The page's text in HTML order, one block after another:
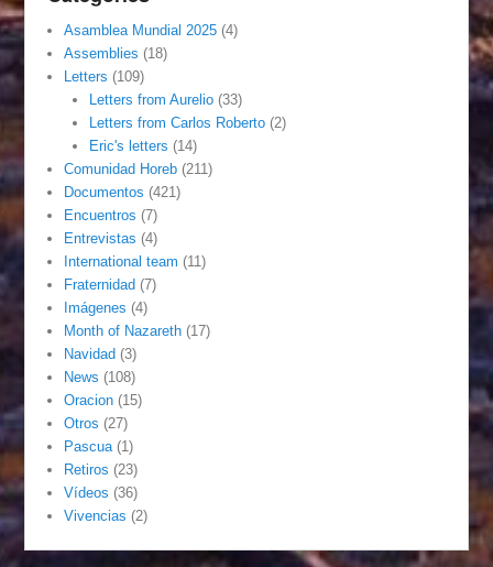
Asamblea Mundial 2025 (4)
Assemblies (18)
Letters (109)
Letters from Aurelio(33)
Letters from Carlos Roberto(2)
Eric's letters (14)
Comunidad Horeb (211)
Documentos (421)
Encuentros (7)
Entrevistas (4)
International team (11)
Fraternidad (7)
Imágenes (4)
Month of Nazareth (17)
Navidad (3)
News (108)
Oracion (15)
Otros (27)
Pascua (1)
Retiros (23)
Vídeos (36)
Vivencias (2)